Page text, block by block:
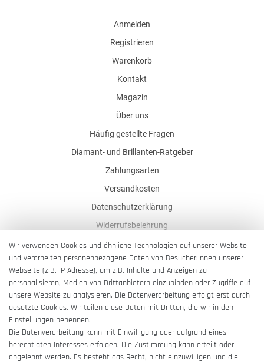
Anmelden
Registrieren
Warenkorb
Kontakt
Magazin
Über uns
Häufig gestellte Fragen
Diamant- und Brillanten-Ratgeber
Zahlungsarten
Versandkosten
Datenschutzerklärung
Widerrufsbelehrung
AGB
Impressum
Barrierefreiheitserklärung
Vertrag widerrufen
Wir verwenden Cookies und ähnliche Technologien auf unserer Website
und verarbeiten personenbezogene Daten von Besucher:innen unserer
Webseite (z.B. IP-Adresse), um z.B. Inhalte und Anzeigen zu
personalisieren, Medien von Drittanbietern einzubinden oder Zugriffe auf
unsere Website zu analysieren. Die Datenverarbeitung erfolgt erst durch
gesetzte Cookies. Wir teilen diese Daten mit Dritten, die wir in den
Einstellungen benennen.
Die Datenverarbeitung kann mit Einwilligung oder aufgrund eines
berechtigten Interesses erfolgen. Die Zustimmung kann erteilt oder
abgelehnt werden. Es besteht das Recht, nicht einzuwilligen und die